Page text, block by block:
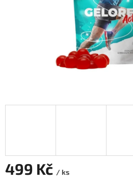
499 Kč / ks